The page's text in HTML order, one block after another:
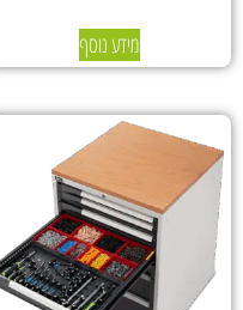
מידע נוסף